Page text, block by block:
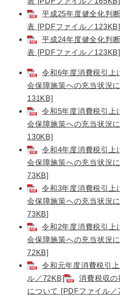
平成25年度健全化判
表 [PDFファイル／123KB]
平成24年度健全化判
表 [PDFファイル／123KB]
令和6年度消費税引上
会保障施策への充当状況
131KB]
令和5年度消費税引上
会保障施策への充当状況
130KB]
令和4年度消費税引上
会保障施策への充当状況
73KB]
令和3年度消費税引上
会保障施策への充当状況
73KB]
令和2年度消費税引上
会保障施策への充当状況
72KB]
令和元年度消費税引
ル／72KB]
消費税収の
について [PDFファイル／